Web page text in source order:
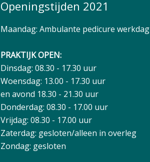
Openingstijden 2021
Maandag: Ambulante pedicure werkdag
PRAKTIJK OPEN:
Dinsdag: 08.30 - 17.30 uur
Woensdag: 13.00 - 17.30 uur
en avond 18.30 - 21.30 uur
Donderdag: 08.30 - 17.00 uur
Vrijdag: 08.30 - 17.00 uur
Zaterdag: gesloten/alleen in overleg
Zondag: gesloten